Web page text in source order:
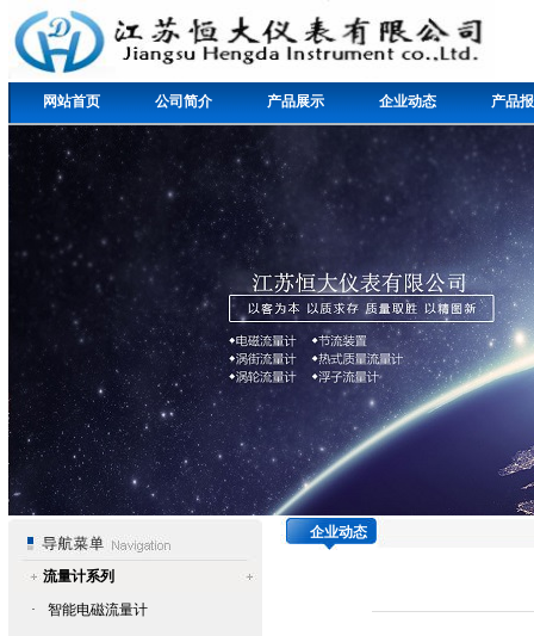
网站首页 公司简介 产品展示 企业动态 产品
流量计系列
·
智能电磁流量计
企业动态